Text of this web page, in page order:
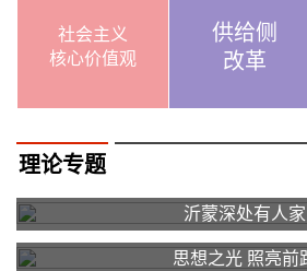
社会主义
核心价值观
供给侧
改革
理论专题
沂蒙深处有人家
思想之光 照亮前